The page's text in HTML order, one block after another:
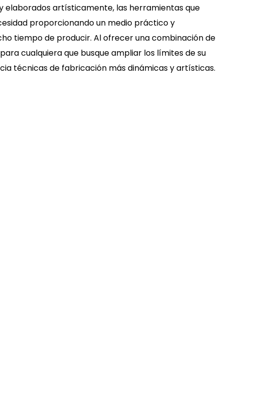
elaborados artísticamente, las herramientas que
proporcionando un medio práctico y
tiempo de producir. Al ofrecer una combinación de
cualquiera que busque ampliar los límites de su
técnicas de fabricación más dinámicas y artísticas.